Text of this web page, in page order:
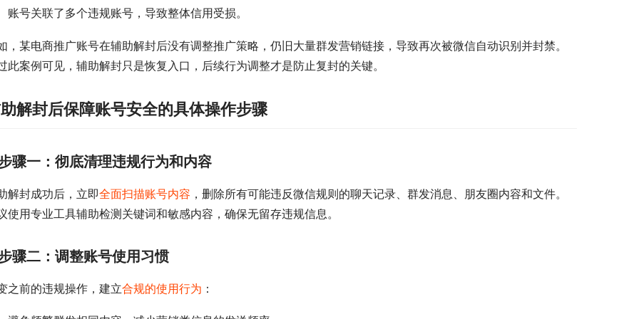
账号关联了多个违规账号，导致整体信用受损。
，某电商推广账号在辅助解封后没有调整推广策略，仍旧大量群发营销链接，导致再次被微信自动识别并封禁。
此案例可见，辅助解封只是恢复入口，后续行为调整才是防止复封的关键。
解封后保障账号安全的具体操作步骤
骤一：彻底清理违规行为和内容
解封成功后，立即全面扫描账号内容 ，删除所有可能违反微信规则的聊天记录、群发消息、朋友圈内容和文件。
使用专业工具辅助检测关键词和敏感内容，确保无留存违规信息。
骤二：调整账号使用习惯
之前的违规操作，建立合规的使用行为 ：